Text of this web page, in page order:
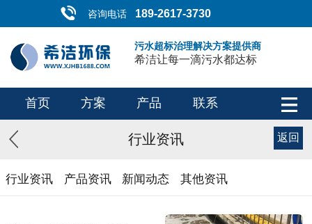
咨询电话 189-2617-3730
污水超标治理解决方案提供商
希洁让每一滴污水都达标
首页 方案 产品 联系
行业资讯 返回
行业资讯 产品资讯 新闻动态 其他资讯